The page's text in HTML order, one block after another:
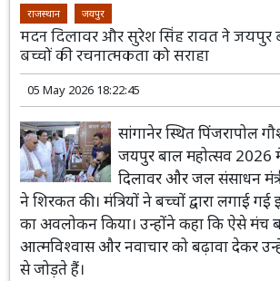
राजस्थान जयपुर
मदन दिलावर और सुरेश सिंह रावत ने
बच्चों की रचनात्मकता को सराहा
05 May 2026 18:22:45
सांगानेर स्थित पिंजरापोल
जयपुर बाल महोत्सव 2026 में
दिलावर और जल संसाधन
ने शिरकत की। मंत्रियों ने बच्चों द्वारा लगाई
का अवलोकन किया। उन्होंने कहा कि ऐसे मंच
आत्मविश्वास और नवाचार को बढ़ावा देकर उन्हें
से जोड़ते हैं।